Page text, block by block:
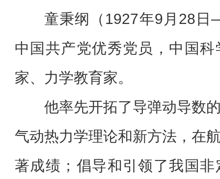
童秉纲（1927年9月28
中国共产党优秀党员，中国
家、力学教育家。
他率先开拓了导弹动导数
气动热力学理论和新方法，在
著成绩；倡导和引领了我国非